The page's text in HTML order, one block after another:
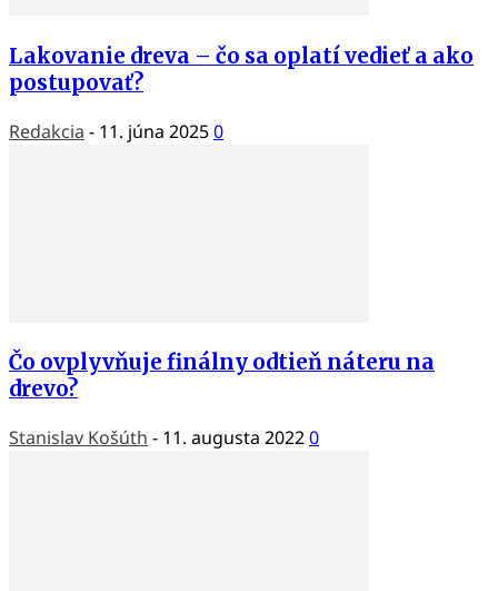
Lakovanie dreva – čo sa oplatí vedieť a ako
postupovať?
Redakcia - 11. júna 20250
Čo ovplyvňuje finálny odtieň náteru na
drevo?
Stanislav Košúth - 11. augusta 20220